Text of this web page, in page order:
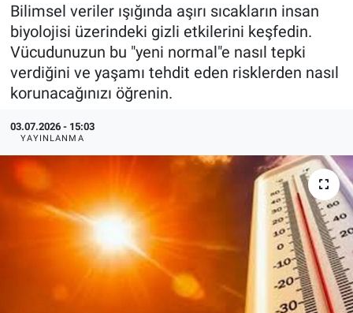
Bilimsel veriler ışığında aşırı sıcakların insan
biyolojisi üzerindeki gizli etkilerini keşfedin.
Vücudunuzun bu "yeni normal"e nasıl tepki
verdiğini ve yaşamı tehdit eden risklerden nasıl
korunacağınızı öğrenin.
03.07.2026 - 15:03
YAYINLANMA
KÜLTÜR-SANAT
Yerel Haber
SPOR
YAŞAM